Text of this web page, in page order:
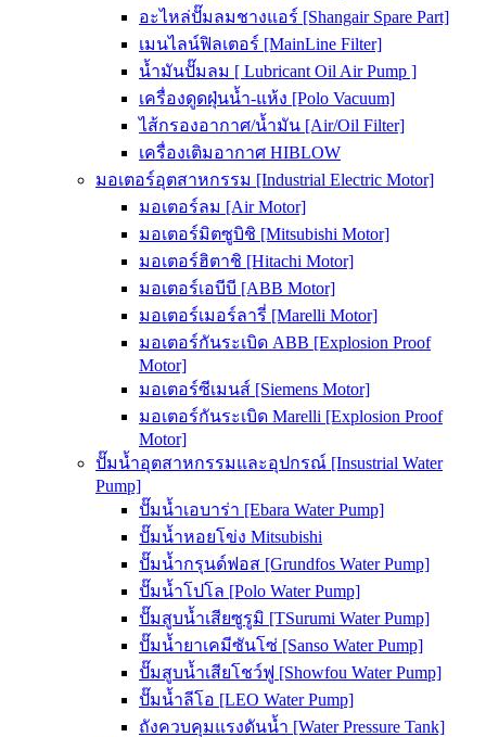
อะไหล่ปั๊มลมชางแอร์ [Shangair Spare Part]
เมนไลน์ฟิลเตอร์ [MainLine Filter]
น้ำมันปั๊มลม [ Lubricant Oil Air Pump ]
เครื่องดูดฝุ่นน้ำ-แห้ง [Polo Vacuum]
ไส้กรองอากาศ/น้ำมัน [Air/Oil Filter]
เครื่องเติมอากาศ HIBLOW
มอเตอร์อุตสาหกรรม [Industrial Electric Motor]
มอเตอร์ลม [Air Motor]
มอเตอร์มิตซูบิชิ [Mitsubishi Motor]
มอเตอร์ฮิตาชิ [Hitachi Motor]
มอเตอร์เอบีบี [ABB Motor]
มอเตอร์เมอร์ลารี่ [Marelli Motor]
มอเตอร์กันระเบิด ABB [Explosion Proof
Motor]
มอเตอร์ซีเมนส์ [Siemens Motor]
มอเตอร์กันระเบิด Marelli [Explosion Proof
Motor]
ปั๊มน้ำอุตสาหกรรมและอุปกรณ์ [Insustrial Water
Pump]
ปั๊มน้ำเอบาร่า [Ebara Water Pump]
ปั๊มน้ำหอยโข่ง Mitsubishi
ปั๊มน้ำกรุนด์ฟอส [Grundfos Water Pump]
ปั๊มน้ำโปโล [Polo Water Pump]
ปั๊มสูบน้ำเสียซูรูมิ [TSurumi Water Pump]
ปั๊มน้ำยาเคมีซันโซ่ [Sanso Water Pump]
ปั๊มสูบน้ำเสียโชว์ฟู [Showfou Water Pump]
ปั๊มน้ำลีโอ [LEO Water Pump]
ถังควบคุมแรงดันน้ำ [Water Pressure Tank]